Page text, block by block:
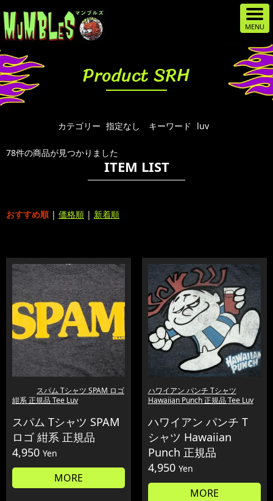
Product SRH
カテゴリー 指定なし キーワード luv
78件の商品が見つかりました
ITEM LIST
おすすめ順 | 価格順 | 新着順
スパム Tシャツ SPAM ロゴ
紺系 正規品 Tee Luv
スパム Tシャツ SPAM
ロゴ 紺系 正規品
4,950 Yen
MORE
ハワイアン パンチ Tシャツ
Hawaiian Punch 正規品 Tee Luv
ハワイアン パンチ T
シャツ Hawaiian
Punch 正規品
4,950 Yen
MORE